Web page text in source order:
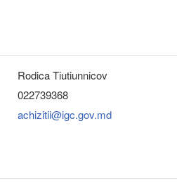
Rodica Tiutiunnicov
022739368
achizitii@igc.gov.md